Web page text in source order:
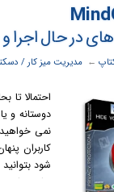
های در حال
← ‏ مدیریت میز کار /
احتمالا
دوستانه و
نمی
کاربران
شود
ها و